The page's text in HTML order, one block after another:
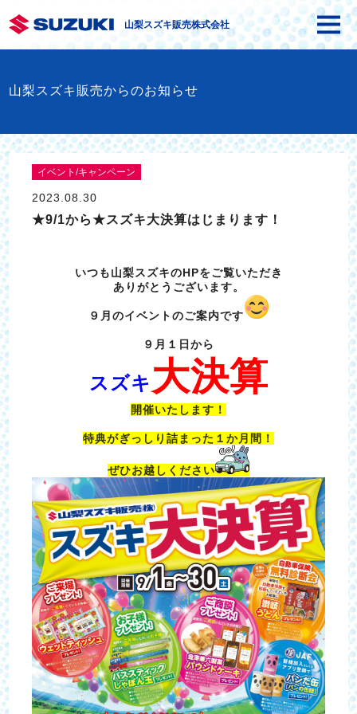
山梨スズキ販売株式会社
山梨スズキ販売からのお知らせ
イベント/キャンペーン
2023.08.30
★9/1から★スズキ大決算はじまります！
いつも山梨スズキのHPをご覧いただき
ありがとうございます。
９月のイベントのご案内です
９月１日から
スズキ 大決算
開催いたします！
特典がぎっしり詰まった１か月間！
ぜひお越しください